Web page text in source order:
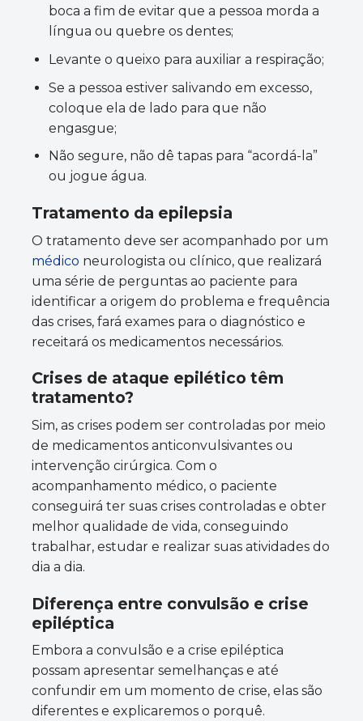
boca a fim de evitar que a pessoa morda a
língua ou quebre os dentes;
Levante o queixo para auxiliar a respiração;
Se a pessoa estiver salivando em excesso,
coloque ela de lado para que não
engasgue;
Não segure, não dê tapas para “acordá-la”
ou jogue água.
Tratamento da epilepsia
O tratamento deve ser acompanhado por um
médico neurologista ou clínico, que realizará
uma série de perguntas ao paciente para
identificar a origem do problema e frequência
das crises, fará exames para o diagnóstico e
receitará os medicamentos necessários.
Crises de ataque epilético têm
tratamento?
Sim, as crises podem ser controladas por meio
de medicamentos anticonvulsivantes ou
intervenção cirúrgica. Com o
acompanhamento médico, o paciente
conseguirá ter suas crises controladas e obter
melhor qualidade de vida, conseguindo
trabalhar, estudar e realizar suas atividades do
dia a dia.
Diferença entre convulsão e crise
epiléptica
Embora a convulsão e a crise epiléptica
possam apresentar semelhanças e até
confundir em um momento de crise, elas são
diferentes e explicaremos o porquê.